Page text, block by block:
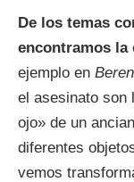
De los temas
encontramos la
ejemplo en
el asesinato son
ojo» de un
diferentes
vemos